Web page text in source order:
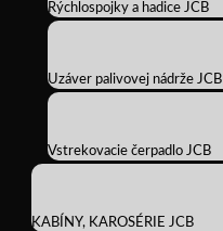
Rýchlospojky a hadice JCB
Uzáver palivovej nádrže JCB
Vstrekovacie čerpadlo JCB
KABÍNY, KAROSÉRIE JCB